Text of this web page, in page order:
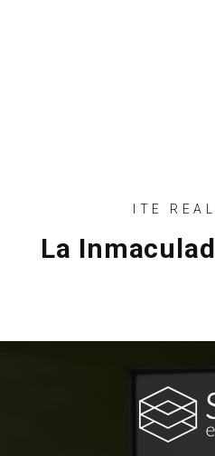
ITE
La